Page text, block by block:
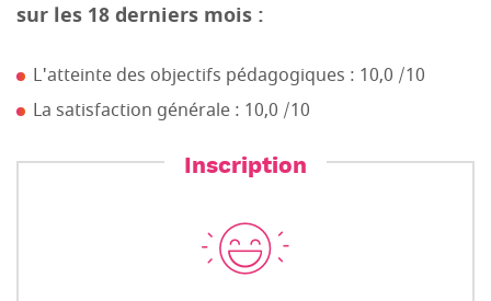
sur les 18 derniers mois :
L'atteinte des objectifs pédagogiques : 10,0 /10
La satisfaction générale : 10,0 /10
Inscription